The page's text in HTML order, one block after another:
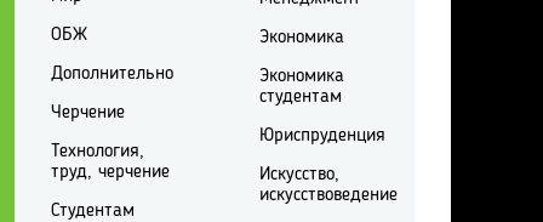
ОБЖ
Дополнительно
Черчение
Технология,
труд, черчение
Студентам
Экономика
Экономика
студентам
Юриспруденция
Искусство,
искусствоведение